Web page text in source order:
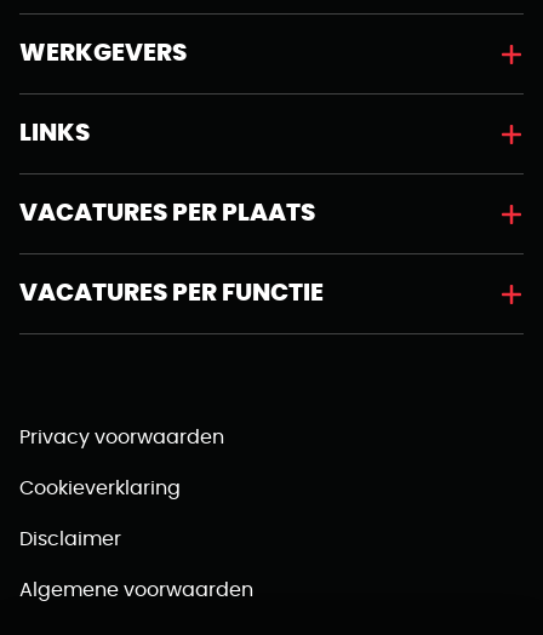
WERKGEVERS
LINKS
VACATURES PER PLAATS
VACATURES PER FUNCTIE
Privacy voorwaarden
Cookieverklaring
Disclaimer
Algemene voorwaarden